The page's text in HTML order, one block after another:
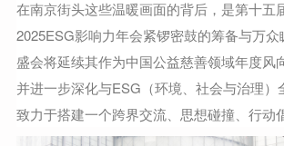
在南京街头这些温暖画面的背后，是第十五
2025ESG影响力年会紧锣密鼓的筹备与万
盛会将延续其作为中国公益慈善领域年度风
并进一步深化与ESG（环境、社会与治理）
致力于搭建一个跨界交流、思想碰撞、行动